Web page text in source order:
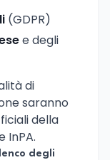
(GDPR)
e degli
di
saranno
della
InPA.
degli